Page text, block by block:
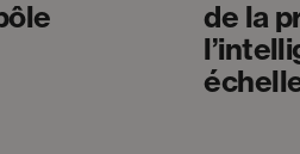
de la